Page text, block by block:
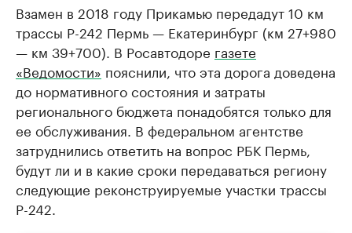
Взамен в 2018 году Прикамью передадут 10 км
трассы Р-242 Пермь — Екатеринбург (км 27+980
— км 39+700). В Росавтодоре газете
«Ведомости» пояснили, что эта дорога доведена
до нормативного состояния и затраты
регионального бюджета понадобятся только для
ее обслуживания. В федеральном агентстве
затруднились ответить на вопрос РБК Пермь,
будут ли и в какие сроки передаваться региону
следующие реконструируемые участки трассы
Р-242.